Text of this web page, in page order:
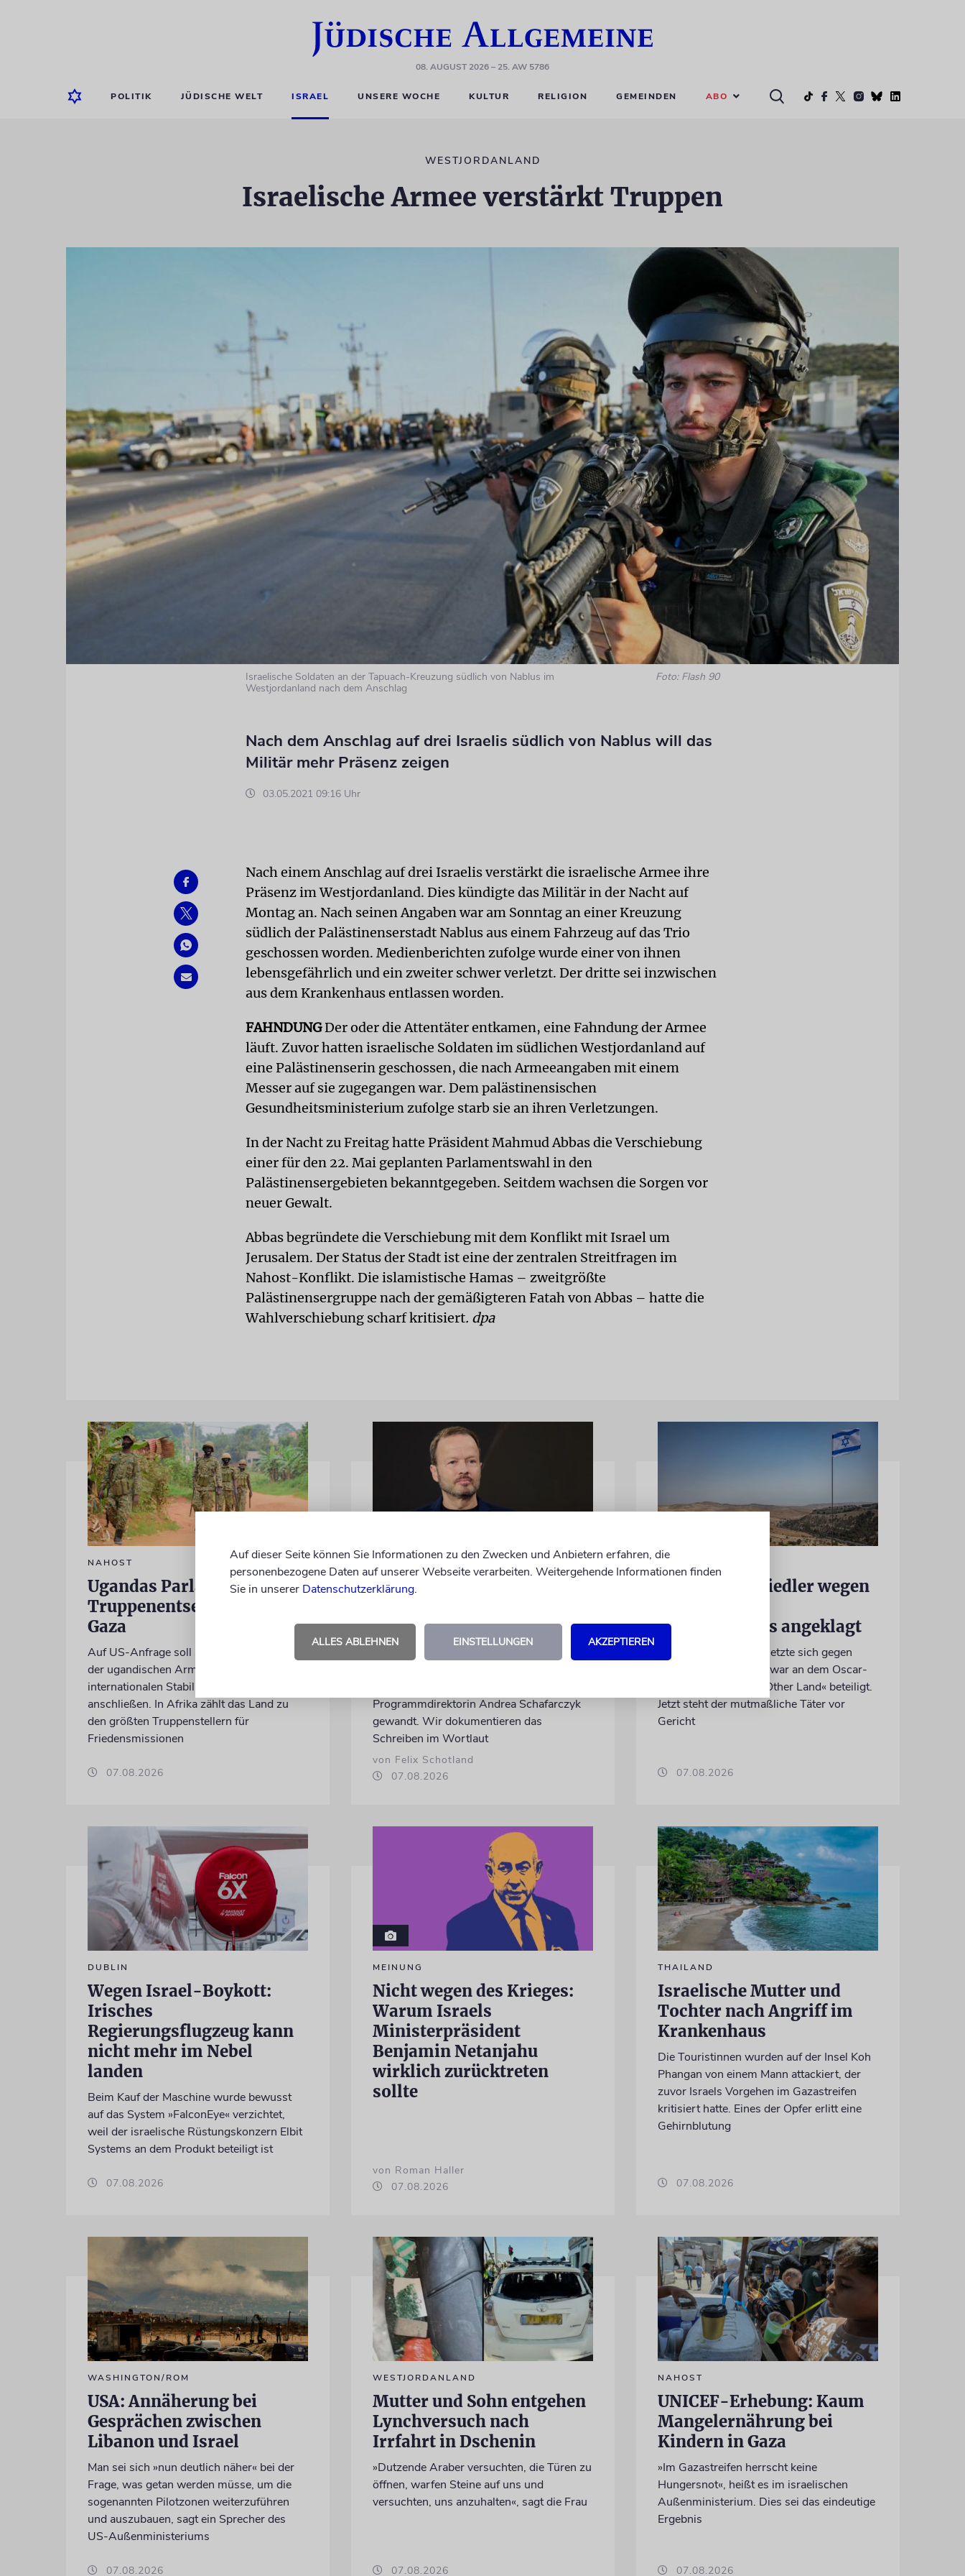
08. AUGUST 2026– 25. AW 5786
POLITIK JÜDISCHE WELT ISRAEL UNSERE WOCHE KULTUR RELIGION GEMEINDEN ABO
WESTJORDANLAND
Israelische Armee verstärkt Truppen
Israelische Soldaten an der Tapuach-Kreuzung südlich von Nablus im
Westjordanland nach dem Anschlag
Foto: Flash 90
Nach dem Anschlag auf drei Israelis südlich von Nablus will das
Militär mehr Präsenz zeigen
03.05.2021 09:16 Uhr
Nach einem Anschlag auf drei Israelis verstärkt die israelische Armee ihre
Präsenz im Westjordanland. Dies kündigte das Militär in der Nacht auf
Montag an. Nach seinen Angaben war am Sonntag an einer Kreuzung
südlich der Palästinenserstadt Nablus aus einem Fahrzeug auf das Trio
geschossen worden. Medienberichten zufolge wurde einer von ihnen
lebensgefährlich und ein zweiter schwer verletzt. Der dritte sei inzwischen
aus dem Krankenhaus entlassen worden.
FAHNDUNGDer oder die Attentäter entkamen, eine Fahndung der Armee
läuft. Zuvor hatten israelische Soldaten im südlichen Westjordanland auf
eine Palästinenserin geschossen, die nach Armeeangaben mit einem
Messer auf sie zugegangen war. Dem palästinensischen
Gesundheitsministerium zufolge starb sie an ihren Verletzungen.
In der Nacht zu Freitag hatte Präsident Mahmud Abbas die Verschiebung
einer für den 22. Mai geplanten Parlamentswahl in den
Palästinensergebieten bekanntgegeben. Seitdem wachsen die Sorgen vor
neuer Gewalt.
Abbas begründete die Verschiebung mit dem Konflikt mit Israel um
Jerusalem. Der Status der Stadt ist eine der zentralen Streitfragen im
Nahost-Konflikt. Die islamistische Hamas – zweitgrößte
Palästinensergruppe nach der gemäßigteren Fatah von Abbas – hatte die
Wahlverschiebung scharf kritisiert. dpa
NAHOST
Ugandas Parlament billigt
Truppenentsendung nach
Gaza
Auf US-Anfrage soll sich ein Kontingent
der ugandischen Armee der geplanten
internationalen Stabilisierungstruppe
anschließen. In Afrika zählt das Land zu
den größten Truppenstellern für
Friedensmissionen
07.08.2026
Wie Georg Restle die
untergräbt
Programmdirektorin Andrea Schafarczyk
gewandt. Wir dokumentieren das
Schreiben im Wortlaut
von Felix Schotland
07.08.2026
Israelischer Siedler wegen
Palästinensers angeklagt
Der getötete Aktivist setzte sich gegen
Siedlergewalt ein und war an dem Oscar-
prämierten Film »No Other Land« beteiligt.
Jetzt steht der mutmaßliche Täter vor
Gericht
07.08.2026
DUBLIN
Wegen Israel-Boykott:
Irisches
Regierungsflugzeug kann
nicht mehr im Nebel
landen
Beim Kauf der Maschine wurde bewusst
auf das System »FalconEye« verzichtet,
weil der israelische Rüstungskonzern Elbit
Systems an dem Produkt beteiligt ist
07.08.2026
MEINUNG
Nicht wegen des Krieges:
Warum Israels
Ministerpräsident
Benjamin Netanjahu
wirklich zurücktreten
sollte
von Roman Haller
07.08.2026
THAILAND
Israelische Mutter und
Tochter nach Angriff im
Krankenhaus
Die Touristinnen wurden auf der Insel Koh
Phangan von einem Mann attackiert, der
zuvor Israels Vorgehen im Gazastreifen
kritisiert hatte. Eines der Opfer erlitt eine
Gehirnblutung
07.08.2026
WASHINGTON/ROM
USA: Annäherung bei
Gesprächen zwischen
Libanon und Israel
Man sei sich »nun deutlich näher« bei der
Frage, was getan werden müsse, um die
sogenannten Pilotzonen weiterzuführen
und auszubauen, sagt ein Sprecher des
US-Außenministeriums
07.08.2026
WESTJORDANLAND
Mutter und Sohn entgehen
Lynchversuch nach
Irrfahrt in Dschenin
»Dutzende Araber versuchten, die Türen zu
öffnen, warfen Steine auf uns und
versuchten, uns anzuhalten«, sagt die Frau
07.08.2026
NAHOST
UNICEF-Erhebung: Kaum
Mangelernährung bei
Kindern in Gaza
»Im Gazastreifen herrscht keine
Hungersnot«, heißt es im israelischen
Außenministerium. Dies sei das eindeutige
Ergebnis
07.08.2026
Auf dieser Seite können Sie Informationen zu den Zwecken und Anbietern erfahren, die
personenbezogene Daten auf unserer Webseite verarbeiten. Weitergehende Informationen finden
Sie in unserer Datenschutzerklärung.
ALLES ABLEHNEN EINSTELLUNGEN AKZEPTIEREN